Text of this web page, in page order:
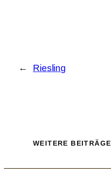
← Riesling
WEITERE BEITRÄGE